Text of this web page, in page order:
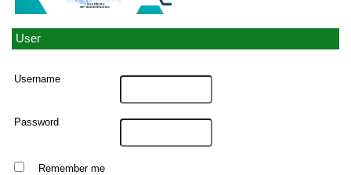
User
Username
Password
Remember me